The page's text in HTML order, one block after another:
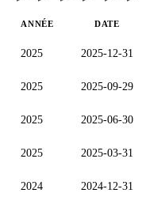
ANNÉE DATE
2025 2025-12-31
2025 2025-09-29
2025 2025-06-30
2025 2025-03-31
2024 2024-12-31